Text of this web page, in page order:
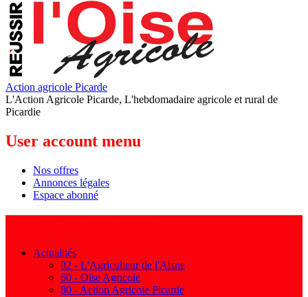
Action agricole Picarde
L'Action Agricole Picarde, L'hebdomadaire agricole et rural de
Picardie
User account menu
Nos offres
Annonces légales
Espace abonné
Actualités
02 - L'Agriculteur de l'Aisne
60 - Oise Agricole
80 - Action Agricole Picarde